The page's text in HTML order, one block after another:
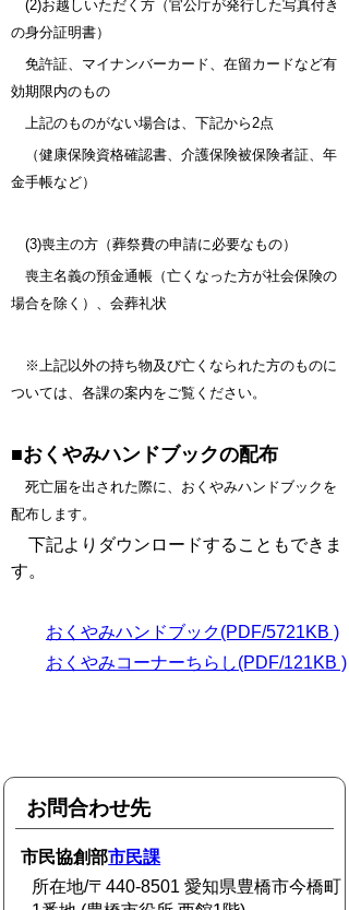
(2)お越しいただく方（官公庁が発行した写真付き
の身分証明書）
免許証、マイナンバーカード、在留カードなど有
効期限内のもの
上記のものがない場合は、下記から2点
（健康保険資格確認書、介護保険被保険者証、年
金手帳など）
(3)喪主の方（葬祭費の申請に必要なもの）
喪主名義の預金通帳（亡くなった方が社会保険の
場合を除く）、会葬礼状
※上記以外の持ち物及び亡くなられた方のものに
ついては、各課の案内をご覧ください。
■おくやみハンドブックの配布
死亡届を出された際に、おくやみハンドブックを
配布します。
下記よりダウンロードすることもできま
す。
おくやみハンドブック(PDF/5721KB )
おくやみコーナーちらし(PDF/121KB )
お問合わせ先
市民協創部市民課
所在地/〒440-8501 愛知県豊橋市今橋町